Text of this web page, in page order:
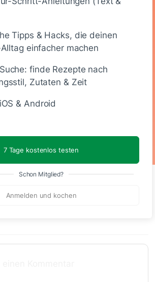
Tipps & Hacks, die deinen
einfacher machen
finde Rezepte nach
Zutaten & Zeit
& Android
7 Tage kostenlos testen
Schon Mitglied?
Anmelden und kochen
5 g 34 g